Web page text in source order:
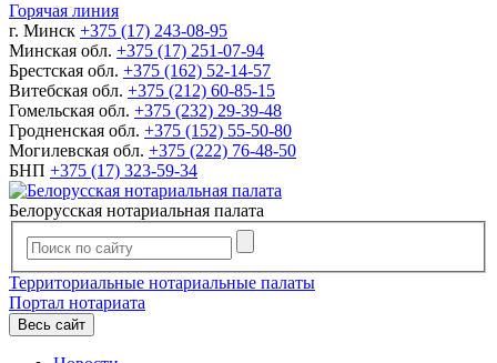
Горячая линия
г. Минск +375 (17) 243-08-95
Минская обл. +375 (17) 251-07-94
Брестская обл. +375 (162) 52-14-57
Витебская обл. +375 (212) 60-85-15
Гомельская обл. +375 (232) 29-39-48
Гродненская обл. +375 (152) 55-50-80
Могилевская обл. +375 (222) 76-48-50
БНП +375 (17) 323-59-34
Белорусская нотариальная палата
Территориальные нотариальные палаты
Портал нотариата
Весь сайт